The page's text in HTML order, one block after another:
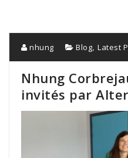
nhung Blog, Latest
Nhung
invités par